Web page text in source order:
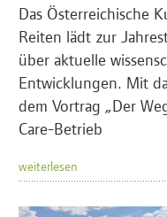
Das Österreichische
Reiten lädt zur
über aktuelle
Entwicklungen. Mit
dem Vortrag „Der
Care-Betrieb
weiterlesen